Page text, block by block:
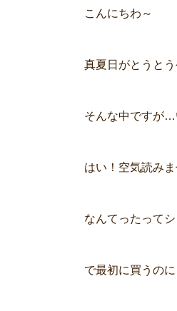
こんにちわ～
真夏日がとうと
そんな中ですが
はい！空気読み
なんてったって
で最初に買うの